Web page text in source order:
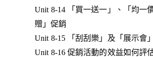
Unit 8-14 「買一送一」、「均一
贈」促銷
Unit 8-15 「刮刮樂」及「展示會
Unit 8-16 促銷活動的效益如何評